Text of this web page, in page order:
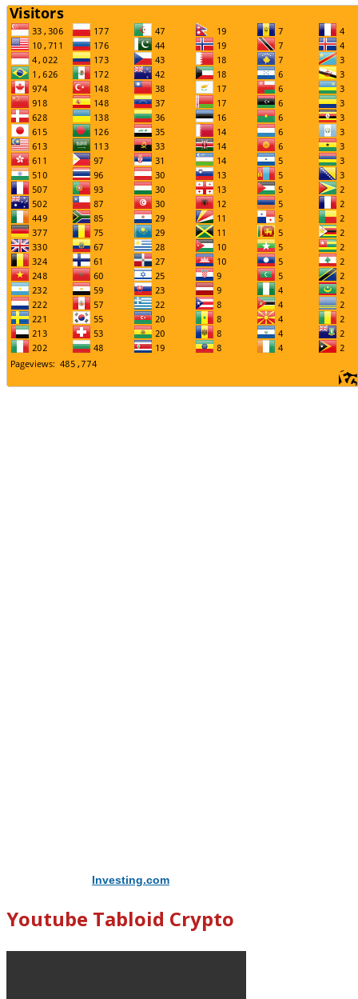
Investing.com
Youtube Tabloid Crypto